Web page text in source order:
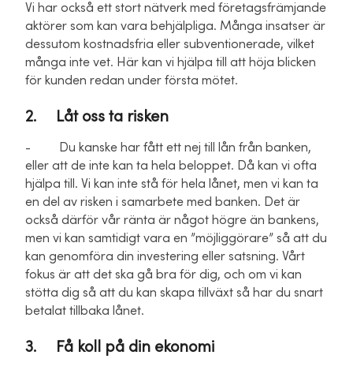
Vi har också ett stort nätverk med företagsfrämjande
aktörer som kan vara behjälpliga. Många insatser är
dessutom kostnadsfria eller subventionerade, vilket
många inte vet. Här kan vi hjälpa till att höja blicken
för kunden redan under första mötet.
2. Låt oss ta risken
- Du kanske har fått ett nej till lån från banken,
eller att de inte kan ta hela beloppet. Då kan vi ofta
hjälpa till. Vi kan inte stå för hela lånet, men vi kan ta
en del av risken i samarbete med banken. Det är
också därför vår ränta är något högre än bankens,
men vi kan samtidigt vara en ”möjliggörare” så att du
kan genomföra din investering eller satsning. Vårt
fokus är att det ska gå bra för dig, och om vi kan
stötta dig så att du kan skapa tillväxt så har du snart
betalat tillbaka lånet.
3. Få koll på din ekonomi